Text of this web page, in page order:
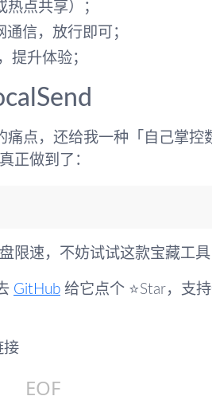
点共享）；
信，放行即可；
提升体验；
痛点，还给我一种「自己掌
正做到了：
限速，不妨试试这款宝藏工具
GitHub 给它点个 ⭐Star，支
接
_EOF_